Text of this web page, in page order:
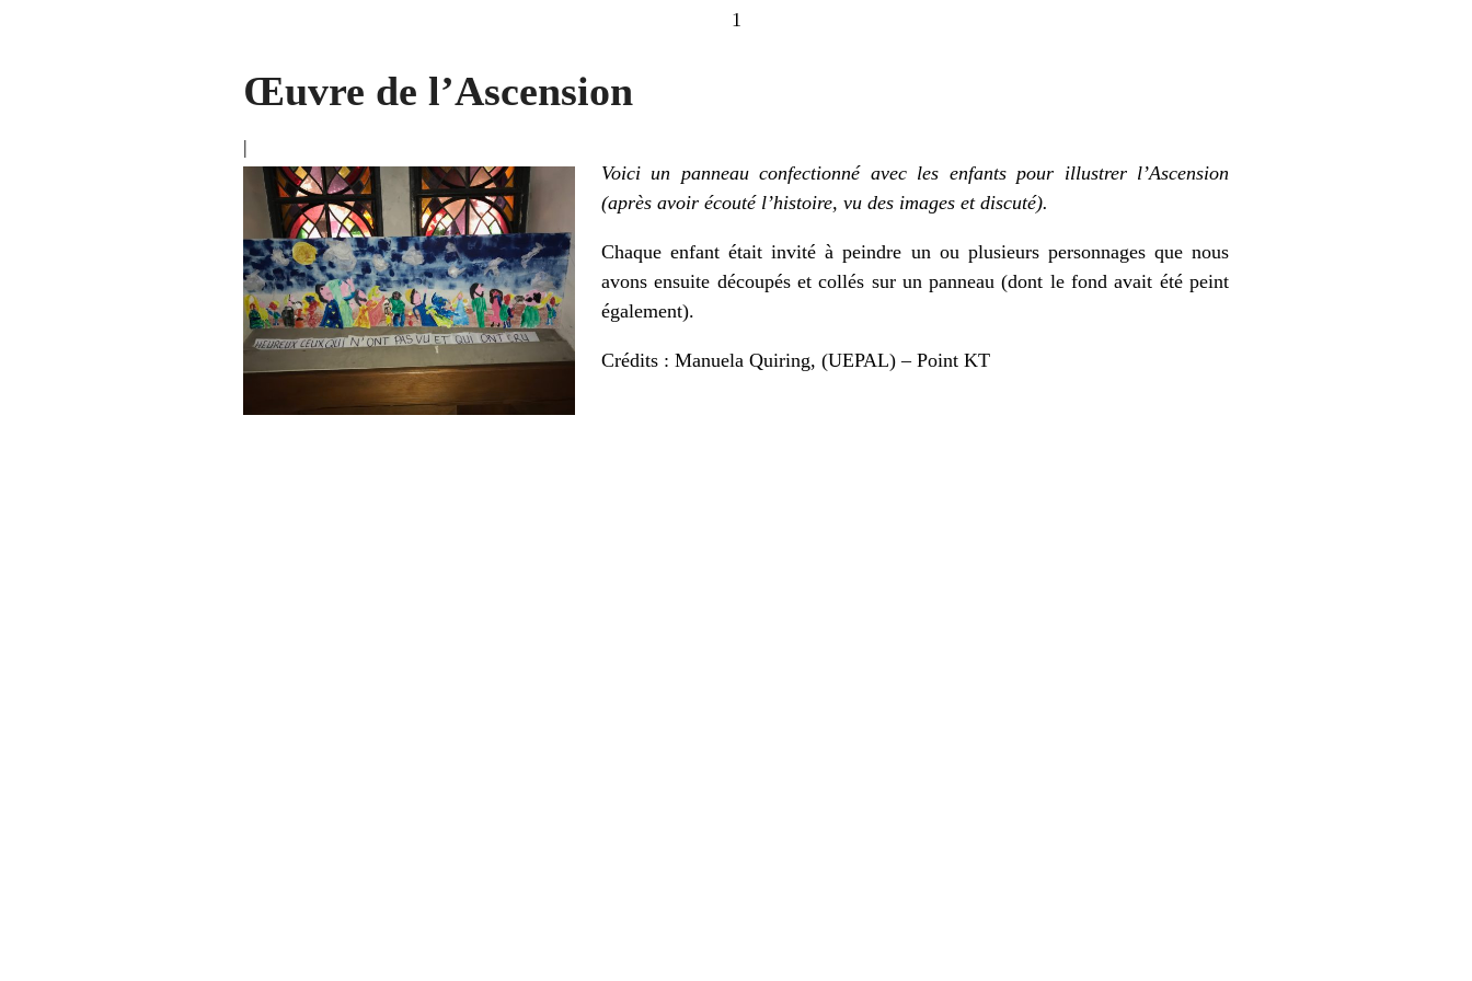
1
Œuvre de l’Ascension
|
Voici un panneau confectionné avec les enfants pour illustrer l’Ascension
(après avoir écouté l’histoire, vu des images et discuté).
Chaque enfant était invité à peindre un ou plusieurs personnages que nous
avons ensuite découpés et collés sur un panneau (dont le fond avait été peint
également).
Crédits : Manuela Quiring, (UEPAL) – Point KT